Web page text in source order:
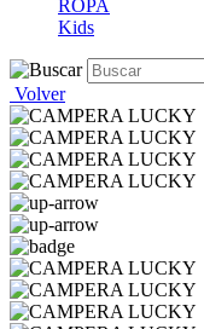
ROPA
Kids
Volver